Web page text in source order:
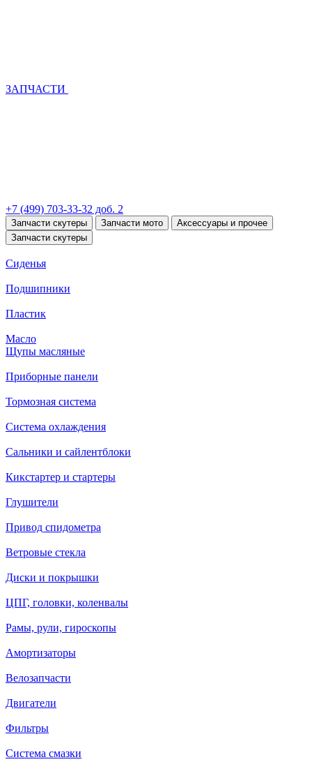
ЗАПЧАСТИ
+7 (499) 703-33-32 доб. 2
Запчасти скутеры Запчасти мото
Аксессуары и прочее
Запчасти скутеры
Сиденья
Подшипники
Пластик
Масло
Щупы масляные
Приборные панели
Тормозная система
Система охлаждения
Сальники и сайлентблоки
Кикстартер и стартеры
Глушители
Привод спидометра
Ветровые стекла
Диски и покрышки
ЦПГ, головки, коленвалы
Рамы, рули, гироскопы
Амортизаторы
Велозапчасти
Двигатели
Фильтры
Система смазки